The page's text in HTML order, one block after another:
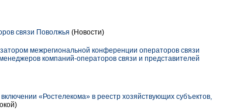
связи Поволжья (Новости)
межрегиональной конференции операторов связи
компаний-операторов связи и представителей
«Ростелекома» в реестр хозяйствующих субъектов,